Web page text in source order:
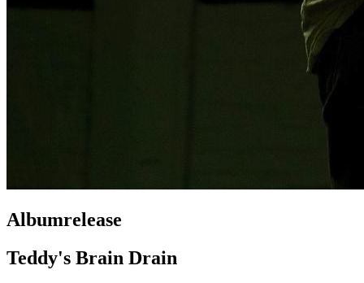
Albumrelease
Teddy's Brain Drain